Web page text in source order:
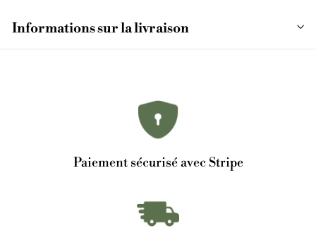
Informations sur la livraison
Paiement sécurisé avec Stripe